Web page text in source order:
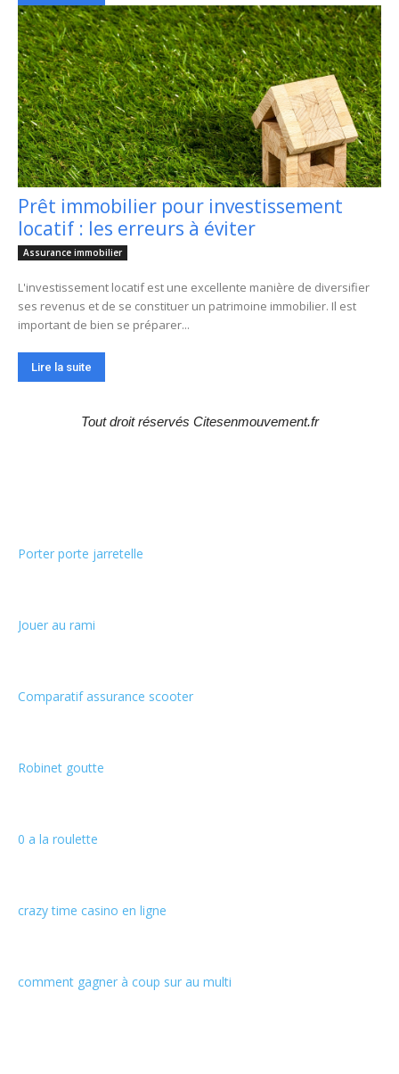
Prêt immobilier pour investissement
locatif : les erreurs à éviter
Assurance immobilier
L'investissement locatif est une excellente manière de diversifier
ses revenus et de se constituer un patrimoine immobilier. Il est
important de bien se préparer...
Lire la suite
Tout droit réservés Citesenmouvement.fr
Porter porte jarretelle
Jouer au rami
Comparatif assurance scooter
Robinet goutte
0 a la roulette
crazy time casino en ligne
comment gagner à coup sur au multi